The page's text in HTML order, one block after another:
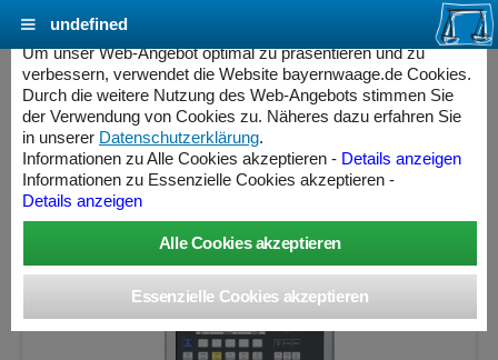
MINEBEA INTEC Combics Plattformwaage 4-
600LL-L Lackiert / Lackiert
Wägebereich: 600 kg, Ablesbarkeit: 50 g, nicht eichfähig
Cookie Einstellungen - bayernwaage.de
Um unser Web-Angebot optimal zu präsentieren und zu
verbessern, verwendet die Website bayernwaage.de Cookies.
Durch die weitere Nutzung des Web-Angebots stimmen Sie
der Verwendung von Cookies zu. Näheres dazu erfahren Sie
in unserer Datenschutzerklärung.
Informationen zu Alle Cookies akzeptieren - Details anzeigen
Informationen zu Essenzielle Cookies akzeptieren -
Details anzeigen
undefined